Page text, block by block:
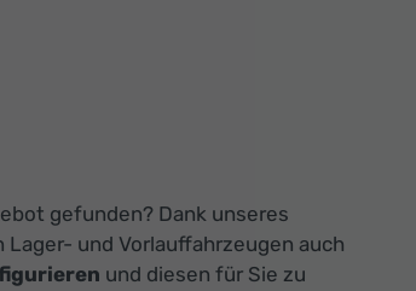
gefunden? Dank unseres
und Vorlauffahrzeugen auch
und diesen für Sie zu